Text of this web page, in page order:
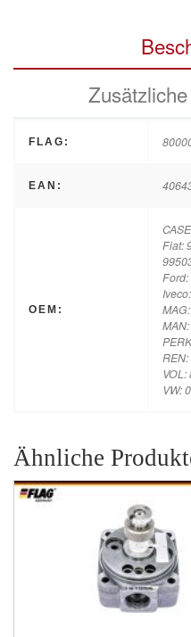
FLAG:
EAN:
OEM:
Fiat:
VOL:
VW:
Ähnliche